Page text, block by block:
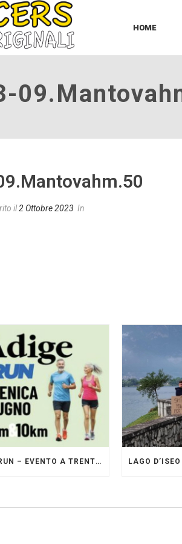
HOME
il2 Ottobre 2023 In
L’ADIGE RUN – EVENTO A TRENTO GESTITO DAI PACERS GLI ORIGINALI